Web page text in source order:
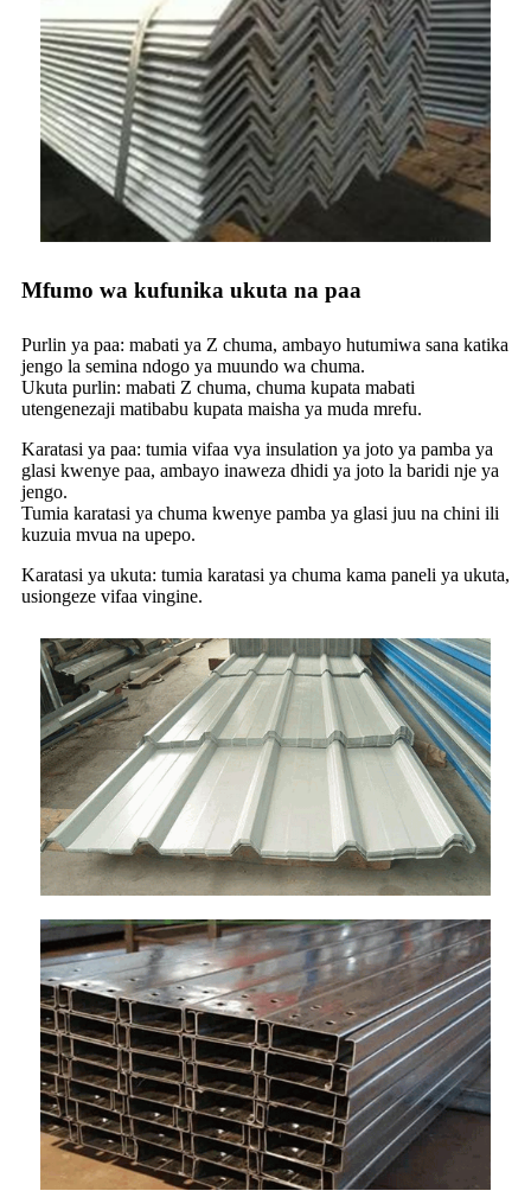
Mfumo wa kufunika ukuta na paa
Purlin ya paa: mabati ya Z chuma, ambayo hutumiwa sana katika
jengo la semina ndogo ya muundo wa chuma.
Ukuta purlin: mabati Z chuma, chuma kupata mabati
utengenezaji matibabu kupata maisha ya muda mrefu.
Karatasi ya paa: tumia vifaa vya insulation ya joto ya pamba ya
glasi kwenye paa, ambayo inaweza dhidi ya joto la baridi nje ya
jengo.
Tumia karatasi ya chuma kwenye pamba ya glasi juu na chini ili
kuzuia mvua na upepo.
Karatasi ya ukuta: tumia karatasi ya chuma kama paneli ya ukuta,
usiongeze vifaa vingine.